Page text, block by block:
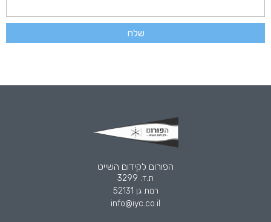
שלח
הפורום לקידום השייט
ת.ד. 3299
רמת גן 52131
info@iyc.co.il